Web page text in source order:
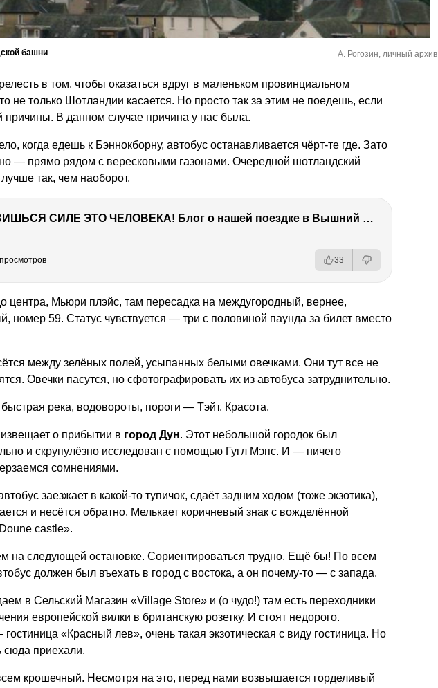
башни А. Рогозин, личный архив
в том, чтобы оказаться вдруг в маленьком провинциальном
не только Шотландии касается. Но просто так за этим не поедешь, если
причины. В данном случае причина у нас была.
когда едешь к Бэннокборну, автобус останавливается чёрт-те где. Зато
— прямо рядом с вересковыми газонами. Очередной шотландский
так, чем наоборот.
ТЫ УДИВИШЬСЯ СИЛЕ ЭТО ЧЕЛОВЕКА! Блог о нашей поездке в Вышний Волочек
33
центра, Мьюри плэйс, там пересадка на междугородный, вернее,
номер 59. Статус чувствуется — три с половиной паунда за билет вместо
между зелёных полей, усыпанных белыми овечками. Они тут все не
Овечки пасутся, но сфотографировать их из автобуса затруднительно.
река, водовороты, пороги — Тэйт. Красота.
о прибытии в город Дун. Этот небольшой городок был
и скрупулёзно исследован с помощью Гугл Мэпс. И — ничего
сомнениями.
заезжает в какой-то тупичок, сдаёт задним ходом (тоже экзотика),
и несётся обратно. Мелькает коричневый знак с вожделённой
castle».
на следующей остановке. Сориентироваться трудно. Ещё бы! По всем
должен был въехать в город с востока, а он почему-то — с запада.
в Сельский Магазин «Village Store» и (о чудо!) там есть переходники
европейской вилки в британскую розетку. И стоят недорого.
«Красный лев», очень такая экзотическая с виду гостиница. Но
сюда приехали.
крошечный. Несмотря на это, перед нами возвышается горделивый